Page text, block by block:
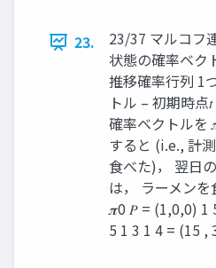
23.
23/37 マルコフ
状態の確率ベク
推移確率行列 1
トル – 初期時点
確率ベクトルを
すると (i.e., 計
食べた)， 翌日
は， ラーメン
𝝅0 𝑃 = (1,0,0) 1
5 1 3 1 4 = (15 ,